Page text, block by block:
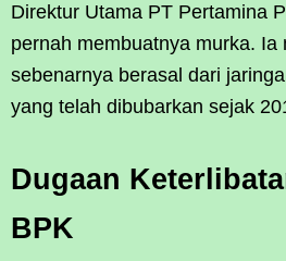
Direktur Utama PT Pertamina
pernah membuatnya murka. Ia
sebenarnya berasal dari
yang telah dibubarkan sejak
Dugaan
BPK